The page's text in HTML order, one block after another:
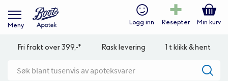
Meny Logg inn Resepter Min kurv
Fri frakt over 399,-* Rask levering 1 t klikk & hent